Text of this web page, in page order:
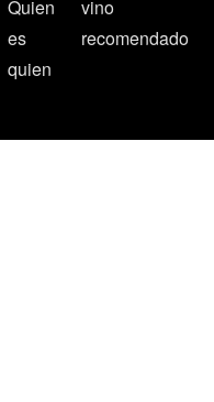
Quien
es
quien
vino
recomendado